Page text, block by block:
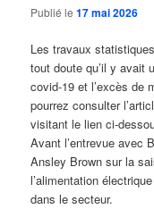
Publié le17 mai 2026
Les travaux
tout doute qu’il y avait
covid-19 et l’excès de
pourrez consulter
visitant le lien ci-
Avant l’entrevue avec
Ansley Brown sur la
l’alimentation
dans le secteur.